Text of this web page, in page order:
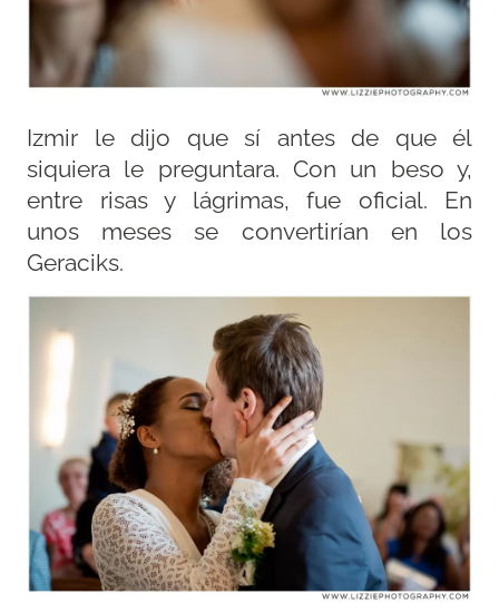
Izmir le dijo que sí antes de que él
siquiera le preguntara. Con un beso y,
entre risas y lágrimas, fue oficial. En
unos meses se convertirían en los
Geraciks.